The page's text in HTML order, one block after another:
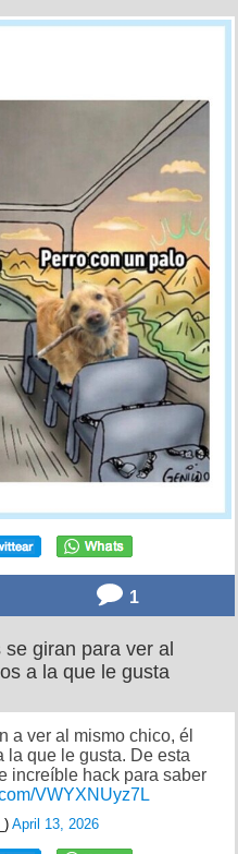
1
giran para ver al
a la que le gusta
a ver al mismo chico, él
la que le gusta. De esta
increíble hack para saber
VWYXNUyz7L
April 13, 2026